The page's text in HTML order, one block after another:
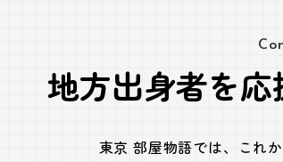
地方出身者を
東京 部屋物語では、
これ